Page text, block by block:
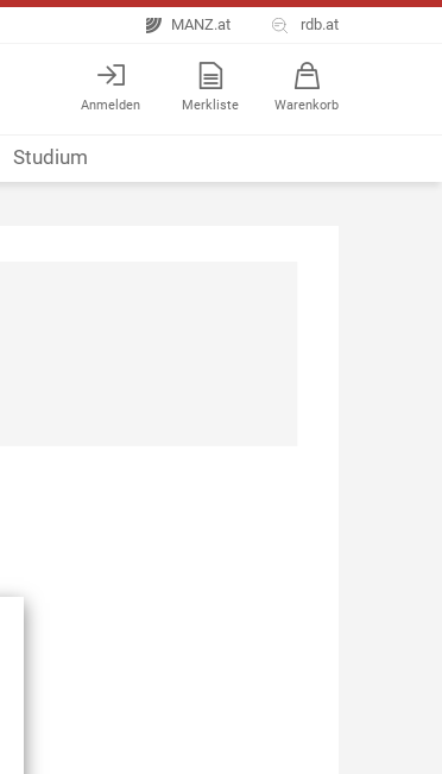
MANZ.at rdb.at
Anmelden Merkliste Warenkorb
Studium